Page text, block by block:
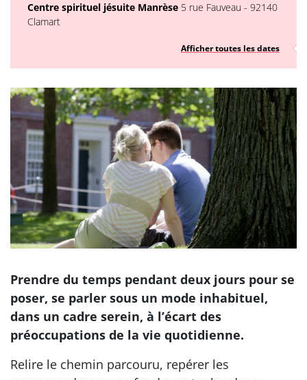
Centre spirituel jésuite Manrèse 5 rue Fauveau - 92140
Clamart
Afficher toutes les dates
Prendre du temps pendant deux jours pour se
poser, se parler sous un mode inhabituel,
dans un cadre serein, à l’écart des
préoccupations de la vie quotidienne.
Relire le chemin parcouru, repérer les